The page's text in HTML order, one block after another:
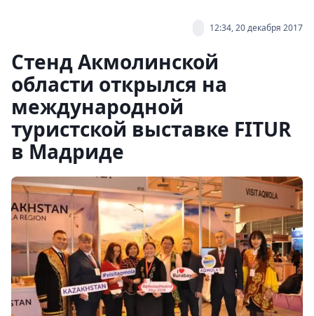
12:34, 20 декабря 2017
Стенд Акмолинской
области открылся на
международной
туристской выставке FITUR
в Мадриде